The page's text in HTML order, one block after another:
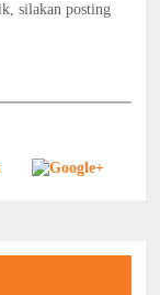
silakan posting